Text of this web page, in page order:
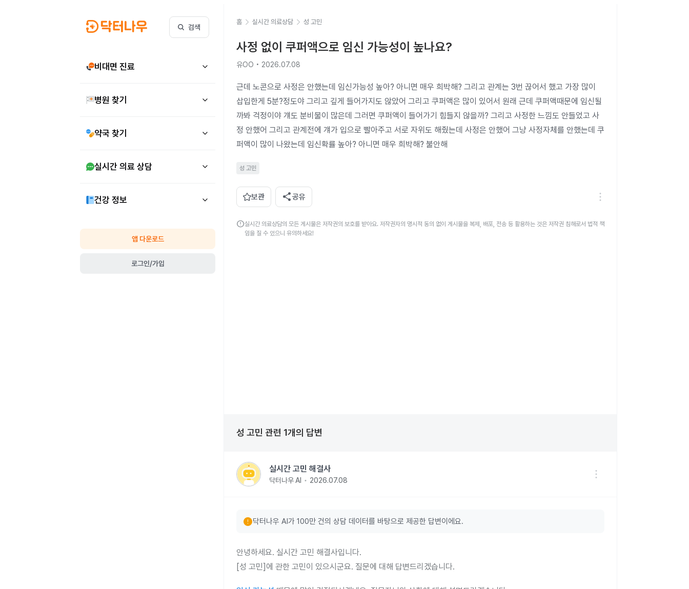
검색
비대면 진료
병원 찾기
약국 찾기
실시간 의료 상담
건강 정보
앱 다운로드
로그인/가입
홈 실시간 의료상담 성 고민
사정 없이 쿠퍼액으로 임신 가능성이 높나요?
유OO • 2026.07.08
근데 노콘으로 사정은 안했는데 임신가능성 높아? 아니면 매우 희박해? 그리고 관계는 3번 끊어서 했고 가장 많이
삽입한게 5분?정도야 그리고 깊게 들어가지도 않았어 그리고 쿠퍼액은 많이 있어서 원래 근데 쿠퍼액때문에 임신될
까봐 걱정이야 걔도 분비물이 많은데 그러면 쿠퍼액이 들어가기 힘들지 않을까? 그리고 사정한 느낌도 안들었고 사
정 안했어 그리고 관계전에 걔가 입으로 빨아주고 서로 자위도 해줬는데 사정은 안했어 그냥 사정자체를 안했는데 쿠
퍼액이 많이 나왔는데 임신확률 높아? 아니면 매우 희박해? 불안해
성 고민
보관 share공유
error실시간 의료상담의 모든 게시물은 저작권의 보호를 받아요. 저작권자의 명시적 동의 없이 게시물을 복제, 배포, 전송 등 활용하는 것은 저작권 침해로서 법적 책
임을 질 수 있으니 유의하세요!
성 고민 관련 1개의 답변
실시간 고민 해결사
닥터나우 AI 2026.07.08
error닥터나우 AI가 100만 건의 상담 데이터를 바탕으로 제공한 답변이에요.
안녕하세요. 실시간 고민 해결사입니다.
[성 고민]에 관한 고민이 있으시군요. 질문에 대해 답변드리겠습니다.